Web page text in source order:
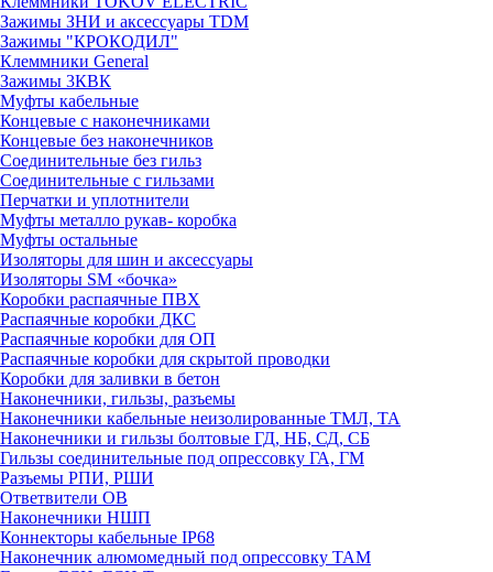
Зажимы ЗНИ и аксессуары TDM
Зажимы "КРОКОДИЛ"
Клеммники General
Зажимы 3КВК
Муфты кабельные
Концевые с наконечниками
Концевые без наконечников
Соединительные без гильз
Соединительные с гильзами
Перчатки и уплотнители
Муфты металло рукав- коробка
Муфты остальные
Изоляторы для шин и аксессуары
Изоляторы SM «бочка»
Коробки распаячные ПВХ
Распаячные коробки ДКС
Распаячные коробки для ОП
Распаячные коробки для скрытой проводки
Коробки для заливки в бетон
Наконечники, гильзы, разъемы
Наконечники кабельные неизолированные ТМЛ, ТА
Наконечники и гильзы болтовые ГД, НБ, СД, СБ
Гильзы соединительные под опрессовку ГА, ГМ
Разъемы РПИ, РШИ
Ответвители ОВ
Наконечники НШП
Коннекторы кабельные IP68
Наконечник алюмомедный под опрессовку ТАМ